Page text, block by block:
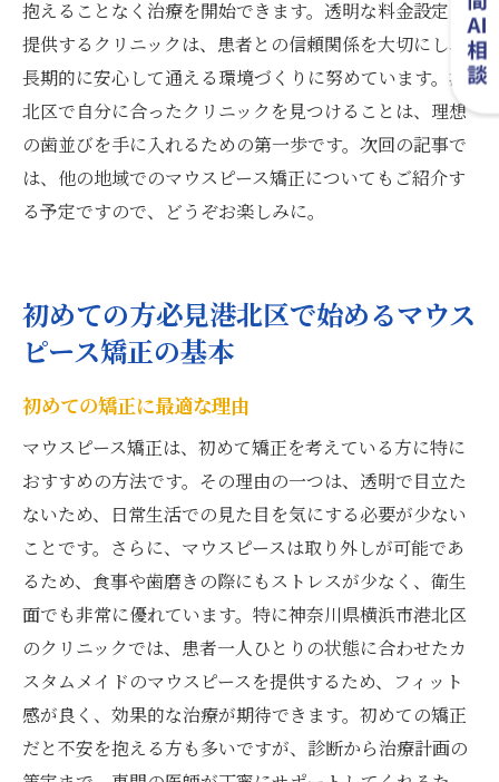
抱えることなく治療を開始できます。透明な料金設定を
提供するクリニックは、患者との信頼関係を大切にし、
長期的に安心して通える環境づくりに努めています。港
北区で自分に合ったクリニックを見つけることは、理想
の歯並びを手に入れるための第一歩です。次回の記事で
は、他の地域でのマウスピース矯正についてもご紹介す
る予定ですので、どうぞお楽しみに。
初めての方必見港北区で始めるマウス
ピース矯正の基本
初めての矯正に最適な理由
マウスピース矯正は、初めて矯正を考えている方に特に
おすすめの方法です。その理由の一つは、透明で目立た
ないため、日常生活での見た目を気にする必要が少ない
ことです。さらに、マウスピースは取り外しが可能であ
るため、食事や歯磨きの際にもストレスが少なく、衛生
面でも非常に優れています。特に神奈川県横浜市港北区
のクリニックでは、患者一人ひとりの状態に合わせたカ
スタムメイドのマウスピースを提供するため、フィット
感が良く、効果的な治療が期待できます。初めての矯正
だと不安を抱える方も多いですが、診断から治療計画の